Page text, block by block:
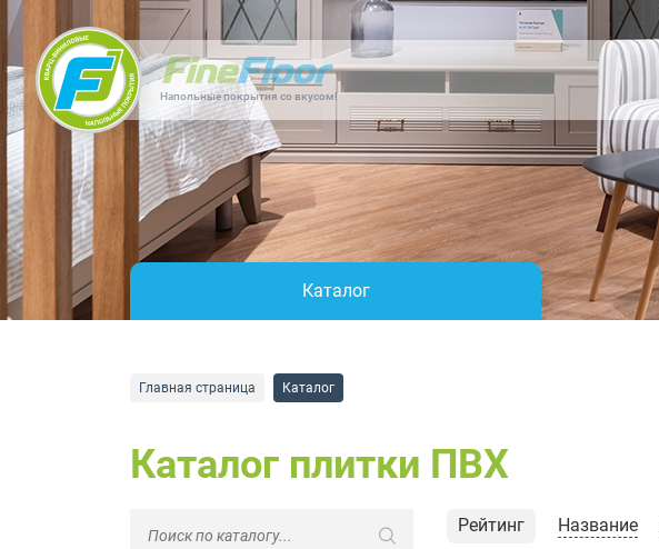
Напольные покрытия со вкусом!
Каталог
Главная страница Каталог
Каталог плитки ПВХ
Рейтинг Название